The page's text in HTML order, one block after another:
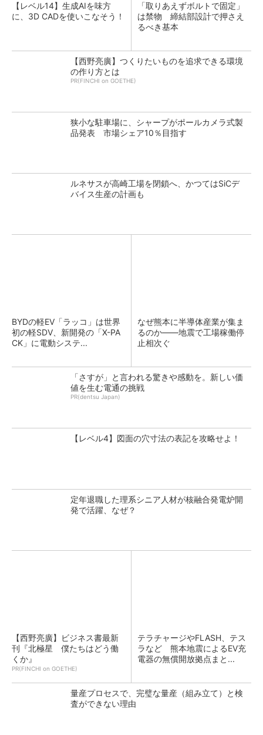
【レベル14】生成AIを味方
に、3D CADを使いこなそう！
「取りあえずボルトで固定」
は禁物 締結部設計で押さえ
るべき基本
【西野亮廣】つくりたいものを追求できる環境
の作り方とは
PR(FINCHI on GOETHE)
狭小な駐車場に、シャープがポールカメラ式製
品発表 市場シェア10％目指す
ルネサスが高崎工場を閉鎖へ、かつてはSiCデ
バイス生産の計画も
BYDの軽EV「ラッコ」は世界
初の軽SDV、新開発の「X-PA
CK」に電動システ...
なぜ熊本に半導体産業が集ま
るのか――地震で工場稼働停
止相次ぐ
「さすが」と言われる驚きや感動を。新しい価
値を生む電通の挑戦
PR(dentsu Japan)
【レベル4】図面の穴寸法の表記を攻略せよ！
定年退職した理系シニア人材が核融合発電炉開
発で活躍、なぜ？
【西野亮廣】ビジネス書最新
刊『北極星 僕たちはどう働
くか』
PR(FINCHI on GOETHE)
テラチャージやFLASH、テス
ラなど 熊本地震によるEV充
電器の無償開放拠点まと...
量産プロセスで、完璧な量産（組み立て）と検
査ができない理由